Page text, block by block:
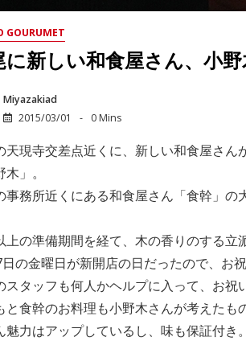
GOURUMET
に新しい和食屋さん、小
Miyazakiad
2015/03/01
0 Mins
天現寺交差点近くに、新しい和食屋さん
木」。
事務所近くにある和食屋さん「食幹」
上の準備期間を経て、木の香りのする立
の金曜日が新開店の日だったので、お
スタッフも何人かヘルプに入って、お祝
と食幹のお料理も小野木さんが考えた
魅力はアップしているし、味も保証付き